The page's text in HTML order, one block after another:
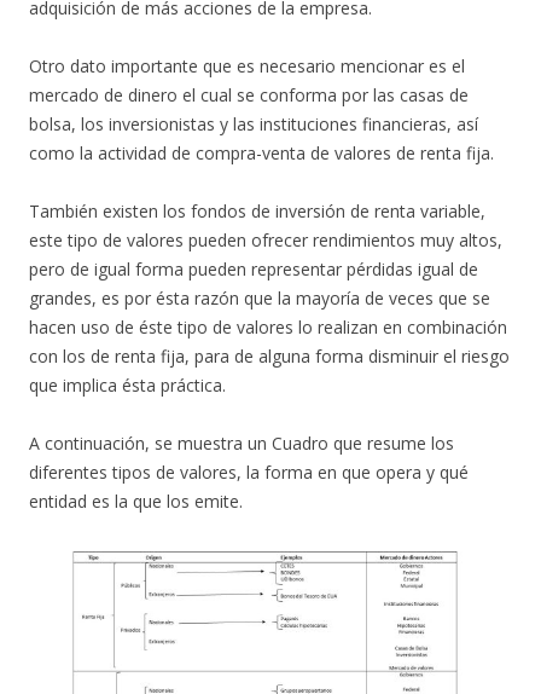
adquisición de más acciones de la empresa.
Otro dato importante que es necesario mencionar es el
mercado de dinero el cual se conforma por las casas de
bolsa, los inversionistas y las instituciones financieras, así
como la actividad de compra-venta de valores de renta fija.
También existen los fondos de inversión de renta variable,
este tipo de valores pueden ofrecer rendimientos muy altos,
pero de igual forma pueden representar pérdidas igual de
grandes, es por ésta razón que la mayoría de veces que se
hacen uso de éste tipo de valores lo realizan en combinación
con los de renta fija, para de alguna forma disminuir el riesgo
que implica ésta práctica.
A continuación, se muestra un Cuadro que resume los
diferentes tipos de valores, la forma en que opera y qué
entidad es la que los emite.